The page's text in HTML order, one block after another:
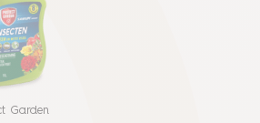
Garden